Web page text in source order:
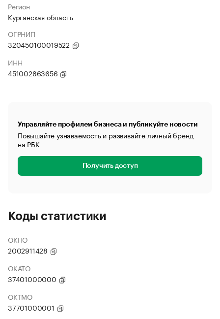
Регион
Курганская область
ОГРНИП
320450100019522
ИНН
451002863656
Управляйте профилем бизнеса и публикуйте новости
Повышайте узнаваемость и развивайте личный бренд
на РБК
Получить доступ
Коды статистики
ОКПО
2002911428
ОКАТО
37401000000
ОКТМО
37701000001